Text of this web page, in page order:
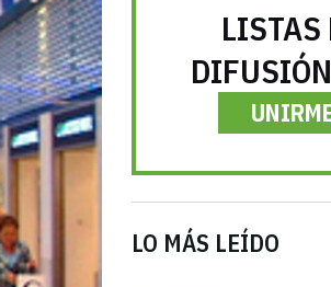
LISTAS
LO MÁS LEÍDO